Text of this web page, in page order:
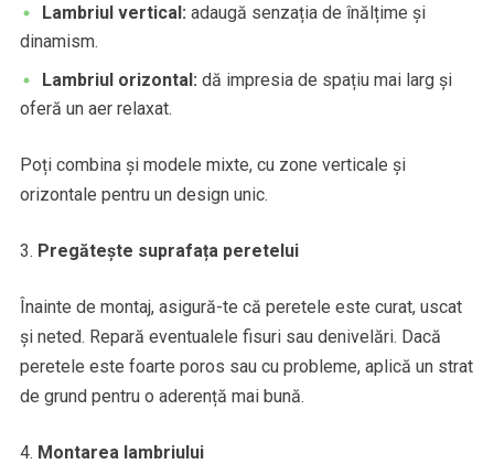
Lambriul vertical: adaugă senzația de înălțime și
dinamism.
Lambriul orizontal: dă impresia de spațiu mai larg și
oferă un aer relaxat.
Poți combina și modele mixte, cu zone verticale și
orizontale pentru un design unic.
Pregătește suprafața peretelui
Înainte de montaj, asigură-te că peretele este curat, uscat
și neted. Repară eventualele fisuri sau denivelări. Dacă
peretele este foarte poros sau cu probleme, aplică un strat
de grund pentru o aderență mai bună.
Montarea lambriului